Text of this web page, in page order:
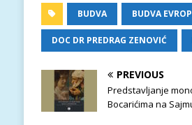
BUDVA BUDVA
DOC DR PREDRAG ZENOVIĆ
PREVIOUS
Predstavljanje
Bocarićima na